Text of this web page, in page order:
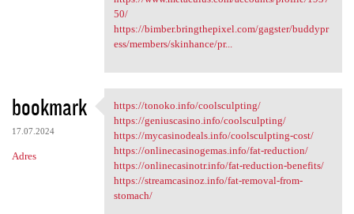
50/
https://bimber.bringthepixel.com/gagster/buddypr
ess/members/skinhance/pr...
bookmark
17.07.2024
Adres
https://tonoko.info
https://tonoko.info/coolsculpting/
https://geniuscasino.info/coolsculpting/
https://mycasinodeals.info/coolsculpting-cost/
https://onlinecasinogemas.info/fat-reduction/
https://onlinecasinotr.info/fat-reduction-benefits/
https://streamcasinoz.info/fat-removal-from-
stomach/